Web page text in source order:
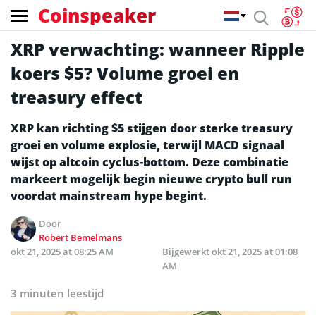
Coinspeaker
XRP verwachting: wanneer Ripple
koers $5? Volume groei en
treasury effect
XRP kan richting $5 stijgen door sterke treasury
groei en volume explosie, terwijl MACD signaal
wijst op altcoin cyclus-bottom. Deze combinatie
markeert mogelijk begin nieuwe crypto bull run
voordat mainstream hype begint.
Door
Robert Bemelmans
okt 21, 2025 at 08:25 AM
Bijgewerktokt 21, 2025 at 01:08
AM
3 minuten leestijd